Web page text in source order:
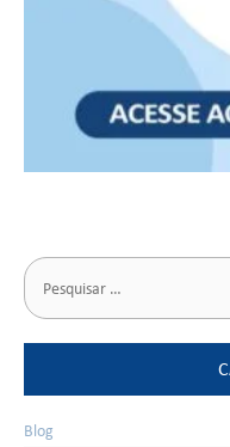
Blog